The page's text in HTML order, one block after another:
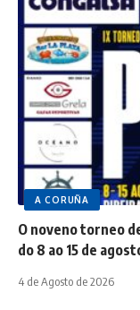
A CORUÑA
O noveno torneo
do 8 ao 15 de
4 de Agosto de 2026